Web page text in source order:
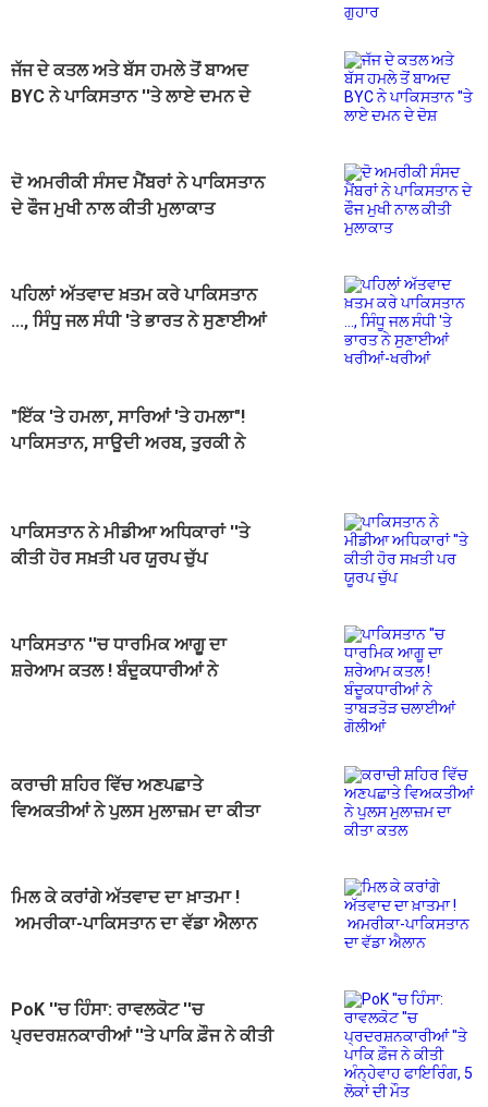
ਜੱਜ ਦੇ ਕਤਲ ਅਤੇ ਬੱਸ ਹਮਲੇ ਤੋਂ ਬਾਅਦ
BYC ਨੇ ਪਾਕਿਸਤਾਨ ''ਤੇ ਲਾਏ ਦਮਨ ਦੇ
ਦੋ ਅਮਰੀਕੀ ਸੰਸਦ ਮੈਂਬਰਾਂ ਨੇ ਪਾਕਿਸਤਾਨ
ਦੇ ਫੌਜ ਮੁਖੀ ਨਾਲ ਕੀਤੀ ਮੁਲਾਕਾਤ
ਪਹਿਲਾਂ ਅੱਤਵਾਦ ਖ਼ਤਮ ਕਰੇ ਪਾਕਿਸਤਾਨ
..., ਸਿੰਧੂ ਜਲ ਸੰਧੀ 'ਤੇ ਭਾਰਤ ਨੇ ਸੁਣਾਈਆਂ
"ਇੱਕ 'ਤੇ ਹਮਲਾ, ਸਾਰਿਆਂ 'ਤੇ ਹਮਲਾ"!
ਪਾਕਿਸਤਾਨ, ਸਾਊਦੀ ਅਰਬ, ਤੁਰਕੀ ਨੇ
ਪਾਕਿਸਤਾਨ ਨੇ ਮੀਡੀਆ ਅਧਿਕਾਰਾਂ ''ਤੇ
ਕੀਤੀ ਹੋਰ ਸਖ਼ਤੀ ਪਰ ਯੂਰਪ ਚੁੱਪ
ਪਾਕਿਸਤਾਨ ''ਚ ਧਾਰਮਿਕ ਆਗੂ ਦਾ
ਸ਼ਰੇਆਮ ਕਤਲ ! ਬੰਦੂਕਧਾਰੀਆਂ ਨੇ
ਕਰਾਚੀ ਸ਼ਹਿਰ ਵਿੱਚ ਅਣਪਛਾਤੇ
ਵਿਅਕਤੀਆਂ ਨੇ ਪੁਲਸ ਮੁਲਾਜ਼ਮ ਦਾ ਕੀਤਾ
ਮਿਲ ਕੇ ਕਰਾਂਗੇ ਅੱਤਵਾਦ ਦਾ ਖ਼ਾਤਮਾ !
ਅਮਰੀਕਾ-ਪਾਕਿਸਤਾਨ ਦਾ ਵੱਡਾ ਐਲਾਨ
PoK ''ਚ ਹਿੰਸਾ: ਰਾਵਲਕੋਟ ''ਚ
ਪ੍ਰਦਰਸ਼ਨਕਾਰੀਆਂ ''ਤੇ ਪਾਕਿ ਫ਼ੌਜ ਨੇ ਕੀਤੀ